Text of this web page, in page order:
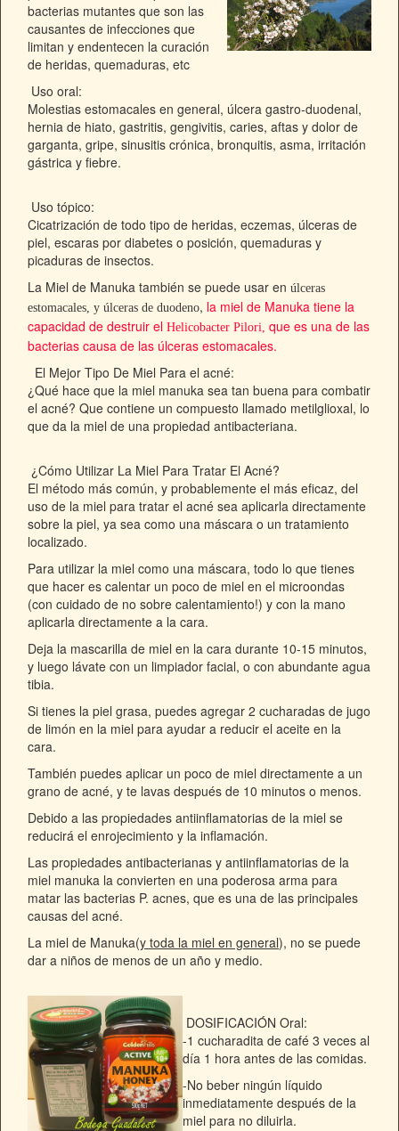
bacterias mutantes que son las
causantes de infecciones que
limitan y endentecen la curación
de heridas, quemaduras, etc
Uso oral:
Molestias estomacales en general, úlcera gastro-duodenal,
hernia de hiato, gastritis, gengivitis, caries, aftas y dolor de
garganta, gripe, sinusitis crónica, bronquitis, asma, irritación
gástrica y fiebre.
Uso tópico:
Cicatrización de todo tipo de heridas, eczemas, úlceras de
piel, escaras por diabetes o posición, quemaduras y
picaduras de insectos.
La Miel de Manuka también se puede usar en úlceras
estomacales, y úlceras de duodeno, la miel de Manuka tiene la
capacidad de destruir el Helicobacter Pilori, que es una de las
bacterias causa de las úlceras estomacales.
El Mejor Tipo De Miel Para el acné:
¿Qué hace que la miel manuka sea tan buena para combatir
el acné? Que contiene un compuesto llamado metilglioxal, lo
que da la miel de una propiedad antibacteriana.
¿Cómo Utilizar La Miel Para Tratar El Acné?
El método más común, y probablemente el más eficaz, del
uso de la miel para tratar el acné sea aplicarla directamente
sobre la piel, ya sea como una máscara o un tratamiento
localizado.
Para utilizar la miel como una máscara, todo lo que tienes
que hacer es calentar un poco de miel en el microondas
(con cuidado de no sobre calentamiento!) y con la mano
aplicarla directamente a la cara.
Deja la mascarilla de miel en la cara durante 10-15 minutos,
y luego lávate con un limpiador facial, o con abundante agua
tibia.
Si tienes la piel grasa, puedes agregar 2 cucharadas de jugo
de limón en la miel para ayudar a reducir el aceite en la
cara.
También puedes aplicar un poco de miel directamente a un
grano de acné, y te lavas después de 10 minutos o menos.
Debido a las propiedades antiinflamatorias de la miel se
reducirá el enrojecimiento y la inflamación.
Las propiedades antibacterianas y antiinflamatorias de la
miel manuka la convierten en una poderosa arma para
matar las bacterias P. acnes, que es una de las principales
causas del acné.
La miel de Manuka(y toda la miel en general), no se puede
dar a niños de menos de un año y medio.
DOSIFICACIÓN Oral:
-1 cucharadita de café 3 veces al
día 1 hora antes de las comidas.
-No beber ningún líquido
inmediatamente después de la
miel para no diluirla.